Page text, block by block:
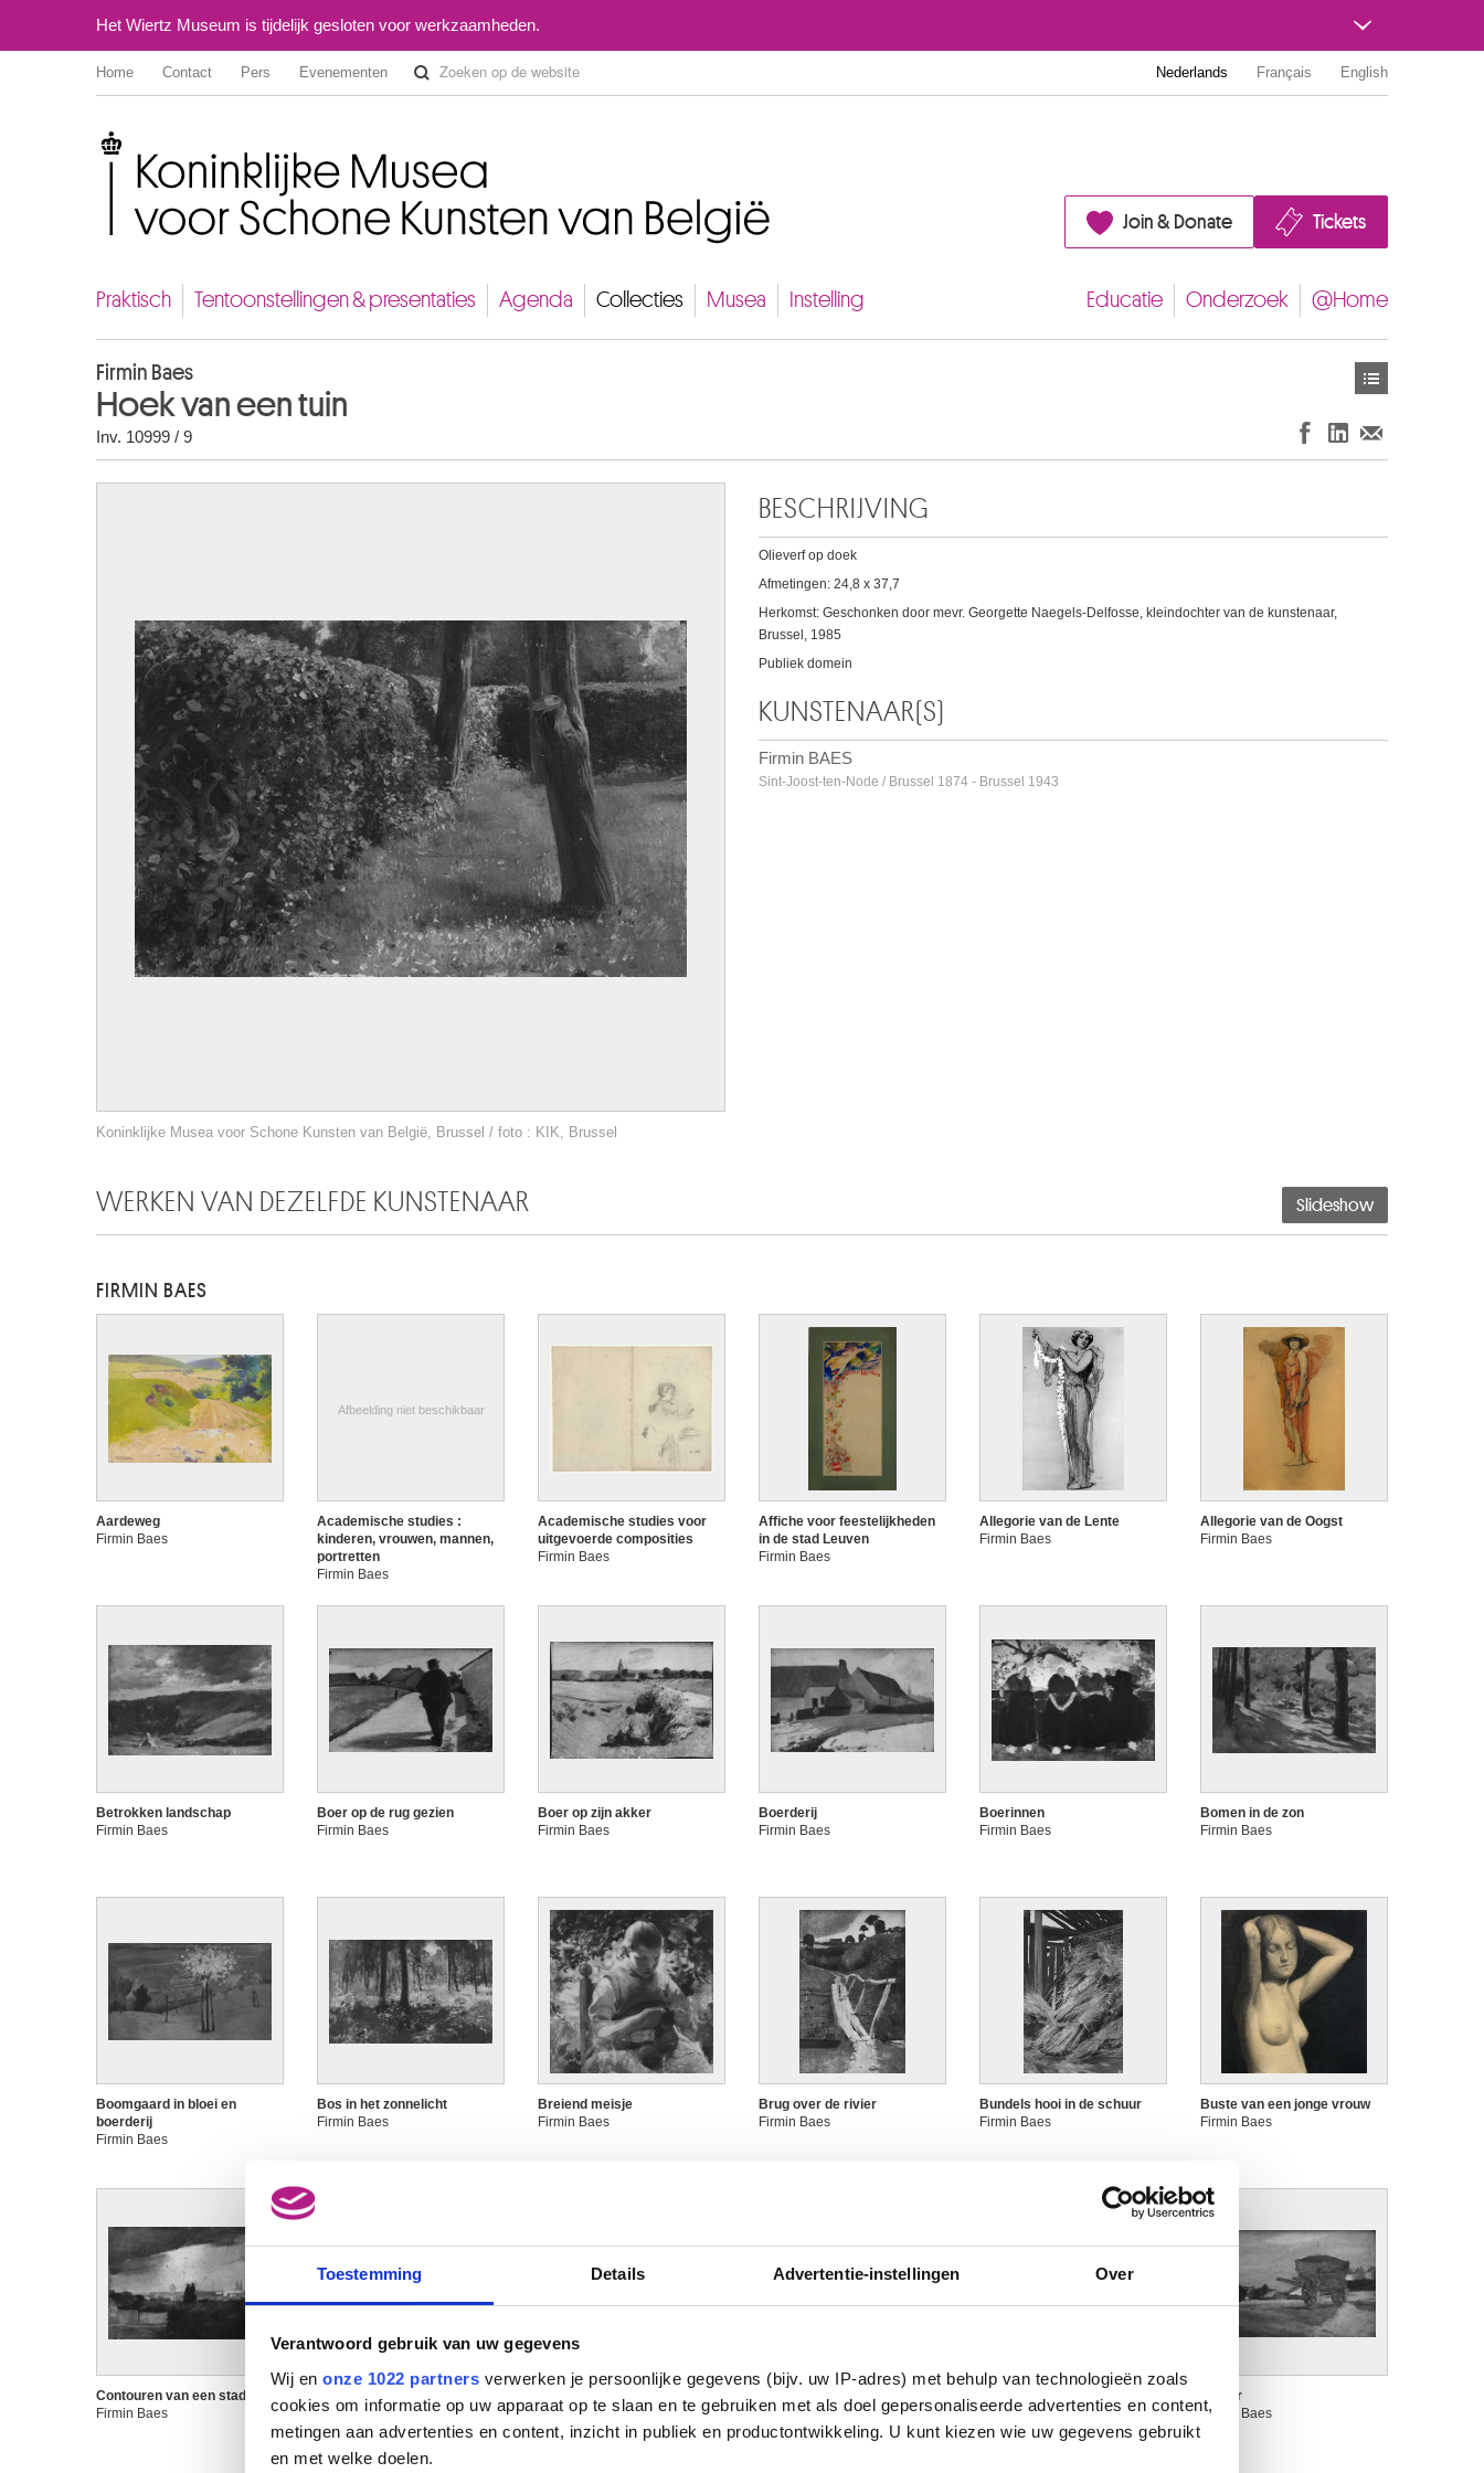
Toestemming Details Advertentie-instellingen Over
Verantwoord gebruik van uw gegevens
Wij en onze 1022 partners verwerken je persoonlijke gegevens (bijv. uw IP-adres) met behulp van technologieën zoals
cookies om informatie op uw apparaat op te slaan en te gebruiken met als doel gepersonaliseerde advertenties en content,
metingen aan advertenties en content, inzicht in publiek en productontwikkeling. U kunt kiezen wie uw gegevens gebruikt
en met welke doelen.
Het Wiertz Museum is tijdelijk gesloten voor werkzaamheden.
Home Contact Pers Evenementen Nederlands Français English
Join & Donate Tickets
Praktisch Tentoonstellingen & presentaties Agenda Collecties Musea Instelling Educatie Onderzoek @Home
Firmin Baes
Hoek van een tuin
Inv. 10999 / 9
Koninklijke Musea voor Schone Kunsten van België, Brussel / foto : KIK, Brussel
BESCHRIJVING
Olieverf op doek
Afmetingen: 24,8 x 37,7
Herkomst: Geschonken door mevr. Georgette Naegels-Delfosse, kleindochter van de kunstenaar,
Brussel, 1985
Publiek domein
KUNSTENAAR(S)
Firmin BAES
Sint-Joost-ten-Node / Brussel 1874 - Brussel 1943
WERKEN VAN DEZELFDE KUNSTENAAR Slideshow
FIRMIN BAES
Aardeweg
Firmin Baes
Afbeelding niet beschikbaar
Academische studies :
kinderen, vrouwen, mannen,
portretten
Firmin Baes
Academische studies voor
uitgevoerde composities
Firmin Baes
Affiche voor feestelijkheden
in de stad Leuven
Firmin Baes
Allegorie van de Lente
Firmin Baes
Allegorie van de Oogst
Firmin Baes
Betrokken landschap
Firmin Baes
Boer op de rug gezien
Firmin Baes
Boer op zijn akker
Firmin Baes
Boerderij
Firmin Baes
Boerinnen
Firmin Baes
Bomen in de zon
Firmin Baes
Boomgaard in bloei en
boerderij
Firmin Baes
Bos in het zonnelicht
Firmin Baes
Breiend meisje
Firmin Baes
Brug over de rivier
Firmin Baes
Bundels hooi in de schuur
Firmin Baes
Buste van een jonge vrouw
Firmin Baes
Contouren van een stad
Firmin Baes
Dageraad
Firmin Baes
Firmin Baes
De fruitteelt
Firmin Baes
De herfst
Firmin Baes
De kar
Firmin Baes